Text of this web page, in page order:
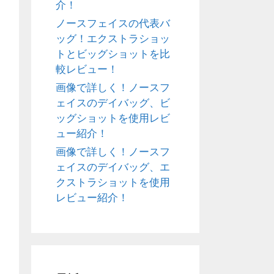
介！
ノースフェイスの代表バ
ッグ！エクストラショッ
トとビッグショットを比
較レビュー！
画像で詳しく！ノースフ
ェイスのデイバッグ、ビ
ッグショットを使用レビ
ュー紹介！
画像で詳しく！ノースフ
ェイスのデイバッグ、エ
クストラショットを使用
レビュー紹介！